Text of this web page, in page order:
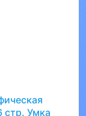
стр. Умка